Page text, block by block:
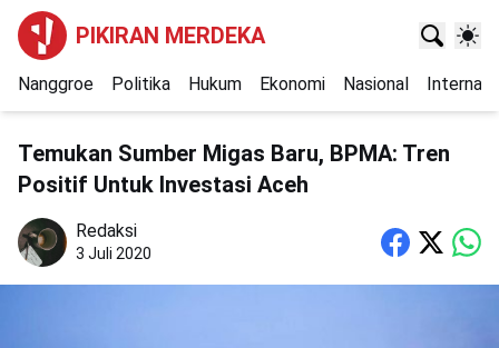
PIKIRAN MERDEKA
Nanggroe Politika Hukum Ekonomi Nasional
Temukan Sumber Migas Baru, BPMA: Tren
Positif Untuk Investasi Aceh
Redaksi
3 Juli 2020